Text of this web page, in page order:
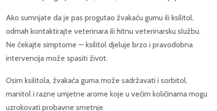
Ako sumnjate da je pas progutao žvakaću gumu ili ksilitol,
odmah kontaktirajte veterinara ili hitnu veterinarsku službu.
Ne čekajte simptome — ksilitol djeluje brzo i pravodobna
intervencija može spasiti život.
Osim ksilitola, žvakaća guma može sadržavati i sorbitol,
manitol i razne umjetne arome koje u većim količinama mogu
uzrokovati probavne smetnje.